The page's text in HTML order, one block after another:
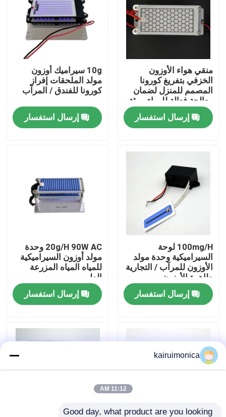
المنزل
أشرطة فيديو
عرض الواقع الافتراضي
معلومات عنا
جولة في المعمل
اتصل بنا
اطلب اقتباس
منقي هواء الأوزون
الخزفي بتفريغ كورونا
المصمم للمنزل لضمان
معالجة فعالة للهواء وبيئة
داخلية منعشة
إرسال استفسار
10g سيراميك أوزون
مولد الملحقات إفراز
كورونا للفندق / المرآب
إرسال استفسار
100mg/H لوحة
السيراميكية وحدة مولد
الأوزون للمرآب / التجارية
طاهرة الأوزون
إرسال استفسار
20g/H 90W AC وحدة
مولد أوزون السيراميكية
للمياه المياه المزرعة
الطبي
إرسال استفسار
kairuimonica
11:12 AM
Good day, what product are you looking